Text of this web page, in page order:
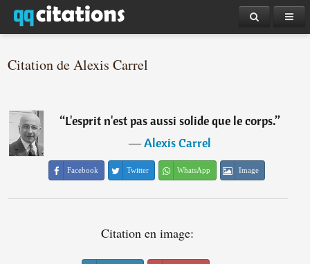
Citation de Alexis Carrel
“L'esprit n'est pas aussi solide que le corps.”
―Alexis Carrel
Facebook Twitter WhatsApp Image
Citation en image: